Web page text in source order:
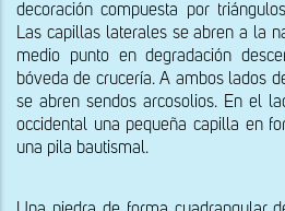
decoración compuesta por
Las capillas laterales se abren a la
medio punto en degradación
bóveda de crucería. A ambos lados
se abren sendos arcosolios. En el
occidental una pequeña capilla en
una pila bautismal.